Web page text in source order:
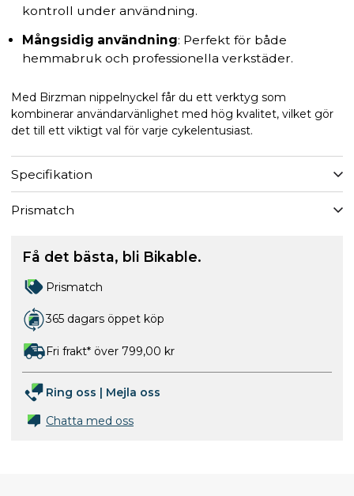
kontroll under användning.
Mångsidig användning: Perfekt för både
hemmabruk och professionella verkstäder.
Med Birzman nippelnyckel får du ett verktyg som
kombinerar användarvänlighet med hög kvalitet, vilket gör
det till ett viktigt val för varje cykelentusiast.
Specifikation
Prismatch
Få det bästa, bli Bikable.
Prismatch
365 dagars öppet köp
Fri frakt* över 799,00 kr
Ring oss | Mejla oss
Chatta med oss